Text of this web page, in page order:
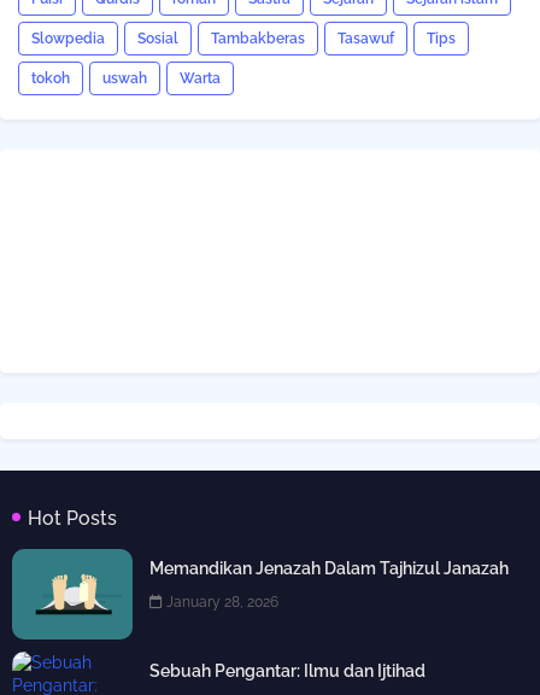
Slowpedia Sosial Tambakberas Tasawuf Tips
tokoh uswah Warta
Hot Posts
Memandikan Jenazah Dalam Tajhizul Janazah
January 28, 2026
Sebuah Pengantar: Ilmu dan Ijtihad